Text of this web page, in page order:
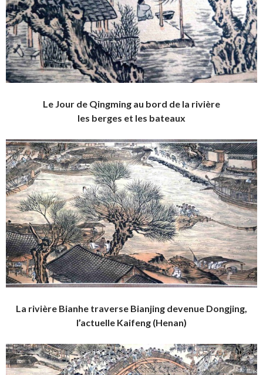
Le Jour de Qingming au bord de la rivière
les berges et les bateaux
La rivière Bianhe traverse Bianjing devenue Dongjing,
l’actuelle Kaifeng (Henan)